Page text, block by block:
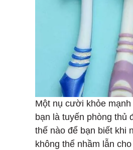
Một nụ cười khỏe
bạn là tuyến phòng thủ
thế nào để bạn biết khi
không thể nhầm lẫn